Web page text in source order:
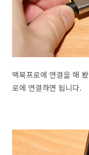
맥북프로에 연결을 해
로에 연결하면 됩니다.